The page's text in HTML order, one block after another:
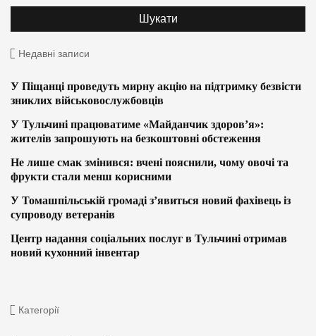
Недавні записи
У Піщанці проведуть мирну акцію на підтримку безвісти
зниклих військовослужбовців
У Тульчині працюватиме «Майданчик здоров’я»:
жителів запрошують на безкоштовні обстеження
Не лише смак змінився: вчені пояснили, чому овочі та
фрукти стали менш корисними
У Томашпільській громаді з’явиться новий фахівець із
супроводу ветеранів
Центр надання соціальних послуг в Тульчині отримав
новий кухонний інвентар
Категорії